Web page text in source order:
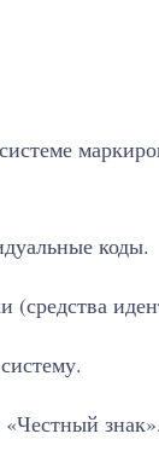
коды.
(средства
знак».